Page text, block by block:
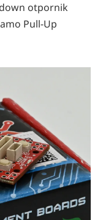
otpornik
Pull-Up